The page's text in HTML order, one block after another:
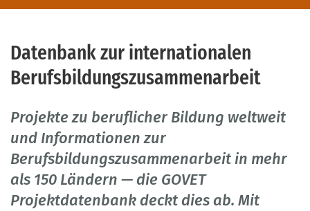
Datenbank zur internationalen
Berufsbildungszusammenarbeit
Projekte zu beruflicher Bildung weltweit
und Informationen zur
Berufsbildungszusammenarbeit in mehr
als 150 Ländern — die GOVET
Projektdatenbank deckt dies ab. Mit